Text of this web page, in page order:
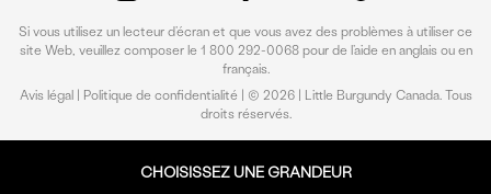
Avis légal Politique de confidentialité | © 2026 | Little Burgundy Canada. Tous
droits réservés.
Si vous utilisez un lecteur d’écran et que vous avez des problèmes à utiliser ce
site Web, veuillez composer le 1 800 292-0068 pour de l’aide en anglais ou en
français.
CHOISISSEZ UNE GRANDEUR